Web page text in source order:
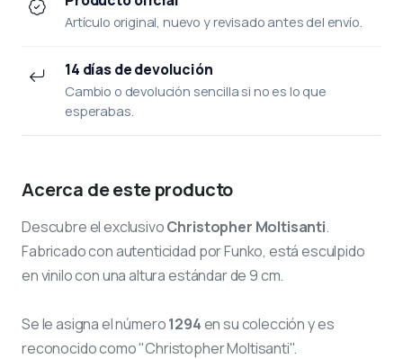
Artículo original, nuevo y revisado antes del envío.
14 días de devolución
Cambio o devolución sencilla si no es lo que
esperabas.
Acerca de este producto
Descubre el exclusivoChristopher Moltisanti.
Fabricado con autenticidad por Funko, está esculpido
en vinilo con una altura estándar de 9 cm.
Se le asigna el número1294en su colección y es
reconocido como "Christopher Moltisanti".